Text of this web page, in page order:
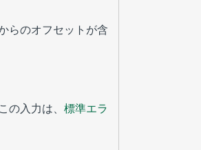
らのオフセットが含
入力は、 標準エラ